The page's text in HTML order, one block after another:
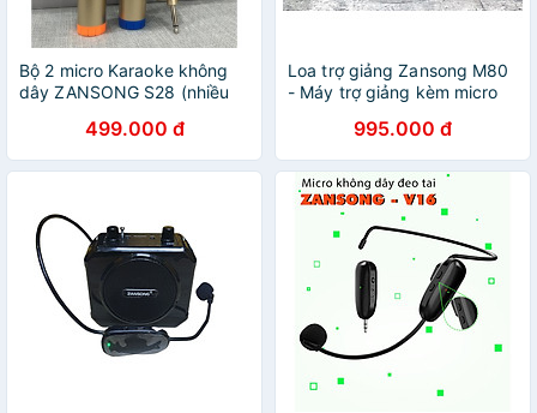
Bộ 2 micro Karaoke không
dây ZANSONG S28 (nhiều
cắm 3.5mm và 6.5mm
499.000 đ
Loa trợ giảng Zansong M80
- Máy trợ giảng kèm micro
Bluetooth 4.2, AUX, USB, SD
card, FM - Công suất 10W,
điều chỉnh được echo - Pin
sạc dung lượng lớn thời gian
dùng lên đến 6h - Âm thanh
rõ ràng, sắc nét - Hàng nhập
khẩu
995.000 đ